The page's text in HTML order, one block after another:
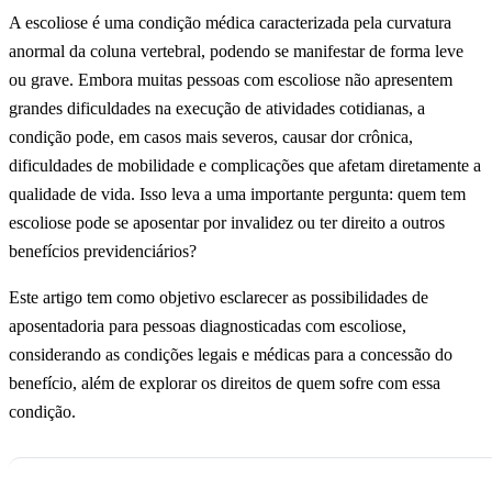
A escoliose é uma condição médica caracterizada pela curvatura
anormal da coluna vertebral, podendo se manifestar de forma leve
ou grave. Embora muitas pessoas com escoliose não apresentem
grandes dificuldades na execução de atividades cotidianas, a
condição pode, em casos mais severos, causar dor crônica,
dificuldades de mobilidade e complicações que afetam diretamente a
qualidade de vida. Isso leva a uma importante pergunta: quem tem
escoliose pode se aposentar por invalidez ou ter direito a outros
benefícios previdenciários?
Este artigo tem como objetivo esclarecer as possibilidades de
aposentadoria para pessoas diagnosticadas com escoliose,
considerando as condições legais e médicas para a concessão do
benefício, além de explorar os direitos de quem sofre com essa
condição.